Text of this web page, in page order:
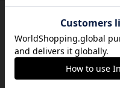
3人プレイで
やることは重
ダダ